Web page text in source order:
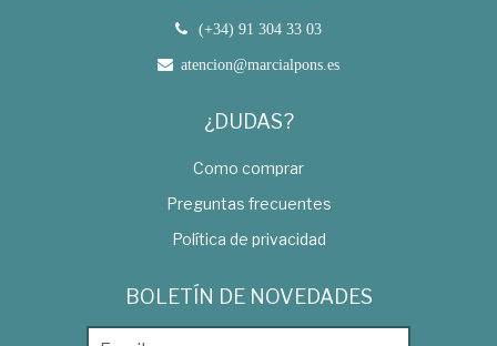
(+34) 91 304 33 03
atencion@marcialpons.es
¿DUDAS?
Como comprar
Preguntas frecuentes
Política de privacidad
BOLETÍN DE NOVEDADES